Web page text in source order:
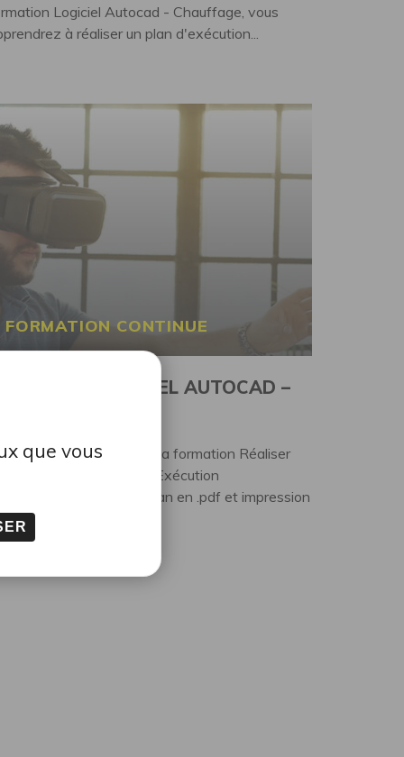
que vous
Logiciel Autocad - Chauffage, vous
à réaliser un plan d'exécution...
FORMATION CONTINUE
LOGICIEL AUTOCAD –
succincte de la formation Réaliser
un CCTP un plan d’Exécution
du plan en .pdf et impression